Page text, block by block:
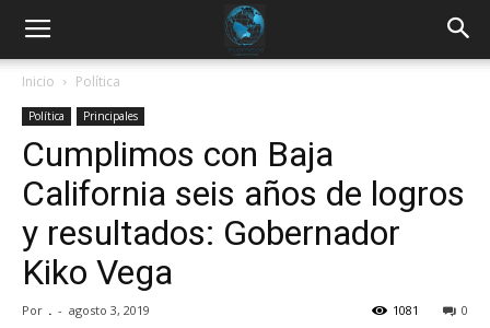
Inicio Política
Política Principales
Cumplimos con Baja
California seis años de logros
y resultados: Gobernador
Kiko Vega
Por . - agosto 3, 2019 0
1081